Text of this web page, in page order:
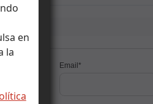
en
la